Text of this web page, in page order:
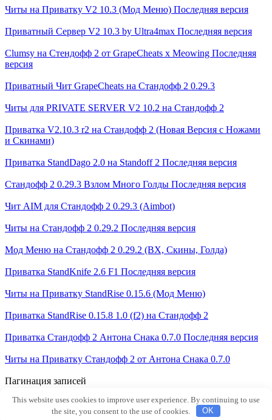
Читы на Приватку V2 10.3 (Мод Меню) Последняя версия
Приватный Сервер V2 10.3 by Ultra4max Последняя версия
Clumsy на Стендофф 2 от GrapeCheats х Meowing Последняя
версия
Приватный Чит GrapeCheats на Стандофф 2 0.29.3
Читы для PRIVATE SERVER V2 10.2 на Стандофф 2
Приватка V2.10.3 r2 на Стандофф 2 (Новая Версия с Ножами
и Скинами)
Приватка StandDago 2.0 на Standoff 2 Последняя версия
Стандофф 2 0.29.3 Взлом Много Голды Последняя версия
Чит AIM для Стандофф 2 0.29.3 (Aimbot)
Читы на Стандофф 2 0.29.2 Последняя версия
Мод Меню на Стандофф 2 0.29.2 (ВХ, Скины, Голда)
Приватка StandKnife 2.6 F1 Последняя версия
Читы на Приватку StandRise 0.15.6 (Мод Меню)
Приватка StandRise 0.15.8 1.0 (f2) на Стандофф 2
Приватка Стандофф 2 Антона Снака 0.7.0 Последняя версия
Читы на Приватку Стандофф 2 от Антона Снака 0.7.0
Пагинация записей
© 2026 APK Application - Не официальный сайт
This website uses cookies to improve user experience. By continuing to use
the site, you consent to the use of cookies.
OK